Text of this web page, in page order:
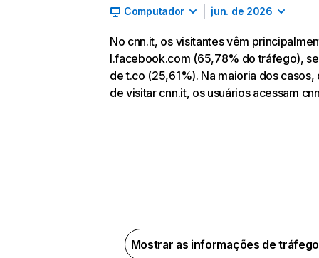
Computador jun. de 2026
No cnn.it, os visitantes vêm
l.facebook.com (65,78% do tráfego),
de t.co (25,61%). Na maioria dos casos,
de visitar cnn.it, os usuários acessam
Mostrar as informações de